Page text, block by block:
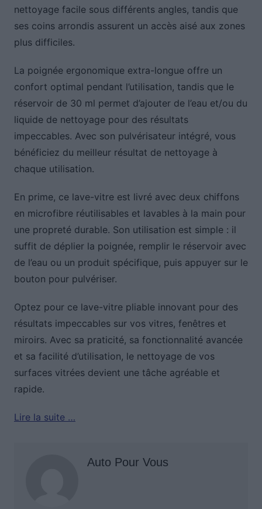
nettoyage facile sous différents angles, tandis que
ses coins arrondis assurent un accès aisé aux zones
plus difficiles.
La poignée ergonomique extra-longue offre un
confort optimal pendant l’utilisation, tandis que le
réservoir de 30 ml permet d’ajouter de l’eau et/ou du
liquide de nettoyage pour des résultats
impeccables. Avec son pulvérisateur intégré, vous
bénéficiez du meilleur résultat de nettoyage à
chaque utilisation.
En prime, ce lave-vitre est livré avec deux chiffons
en microfibre réutilisables et lavables à la main pour
une propreté durable. Son utilisation est simple : il
suffit de déplier la poignée, remplir le réservoir avec
de l’eau ou un produit spécifique, puis appuyer sur le
bouton pour pulvériser.
Optez pour ce lave-vitre pliable innovant pour des
résultats impeccables sur vos vitres, fenêtres et
miroirs. Avec sa praticité, sa fonctionnalité avancée
et sa facilité d’utilisation, le nettoyage de vos
surfaces vitrées devient une tâche agréable et
rapide.
Lire la suite …
Auto Pour Vous